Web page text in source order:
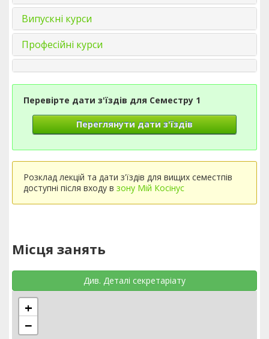
Випускні курси
Професійні курси
Перевірте дати з'їздів для Семестру 1
Переглянути дати з'їздів
Розклад лекцій та дати з'їздів для вищих семестпів
доступні після входу в зону Мій Косінус
Місця занять
Див. Деталі секретаріату
+
−